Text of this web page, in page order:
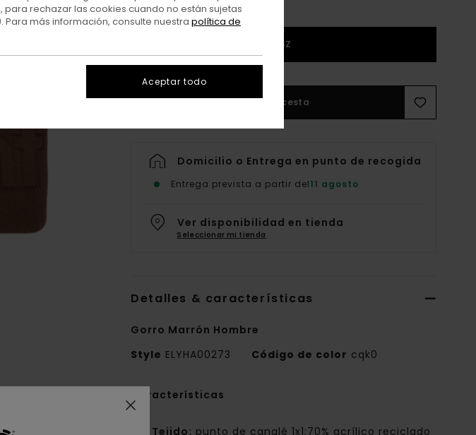
1SZ
Añadir a la cesta
Domicilio o Entrega en punto de recogida
Entrega prevista a partir del11 agosto
Ver disponibilidad en tienda
Seleccionar mi tienda
Detalles & características
Gorro Marrón Hombre
Style ELYHA00273 Código de color cqk0
Características
Tejido: punto de canalé 1x1:70% acrílico reciclado
rechazar las cookies cuando no están sujetas
más información, consulte nuestra política de
Aceptar todo